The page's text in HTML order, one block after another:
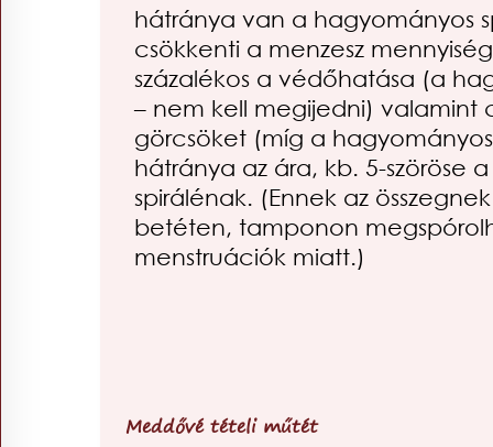
hátránya van a hagyományos
csökkenti a menzesz
százalékos a védőhatása (a
– nem kell megijedni) valamint
görcsöket (míg a
hátránya az ára, kb. 5-szöröse
spirálénak. (Ennek az
betéten, tamponon
menstruációk miatt.)
Meddővé tételi műtét